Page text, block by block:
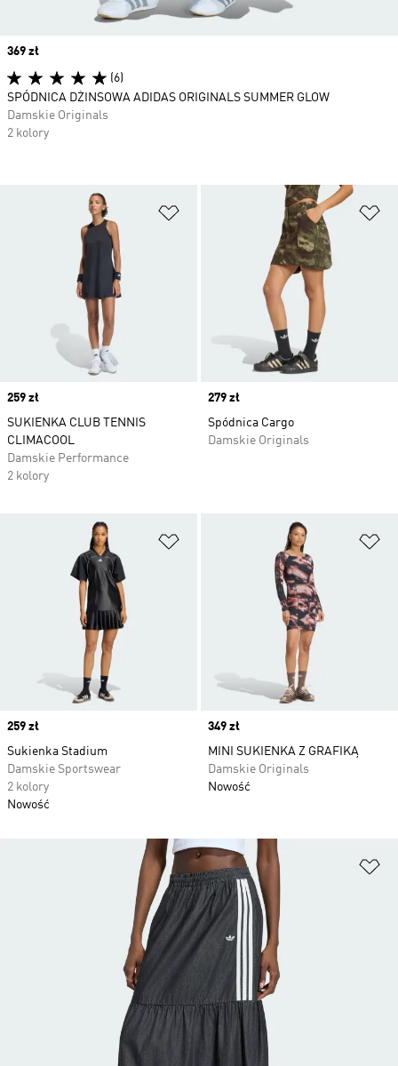
Dodaj do listy życzeń
Price
259 zł
SUKIENKA CLUB TENNIS
CLIMACOOL
Damskie Performance
2 kolory
Price
279 zł
Spódnica Cargo
Damskie Originals
Dodaj do listy życzeń
Price
259 zł
Sukienka Stadium
Damskie Sportswear
2 kolory
Nowość
Price
349 zł
MINI SUKIENKA Z GRAFIKĄ
Damskie Originals
Nowość
Price
369 zł
(6)
SPÓDNICA DŻINSOWA ADIDAS ORIGINALS SUMMER GLOW
Damskie Originals
2 kolory